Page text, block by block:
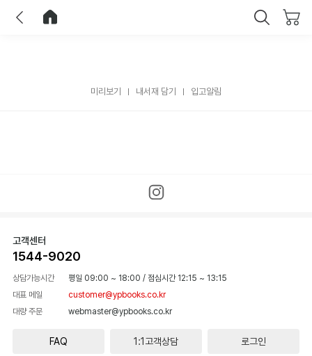
미리보기 내서재 담기 입고알림
고객센터
1544-9020
상담가능시간 평일 09:00 ~ 18:00 / 점심시간 12:15 ~ 13:15
대표 메일
customer@ypbooks.co.kr
대량 주문
webmaster@ypbooks.co.kr
FAQ 1:1고객상담 로그인